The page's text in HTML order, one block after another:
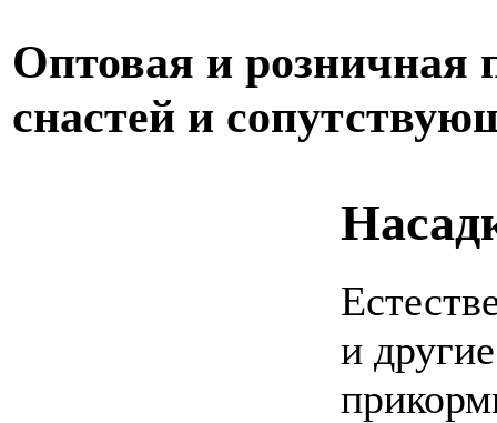
Оптовая и розничная
снастей и
и